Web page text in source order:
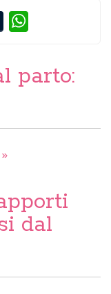
Tumblr
parto:
»
dal